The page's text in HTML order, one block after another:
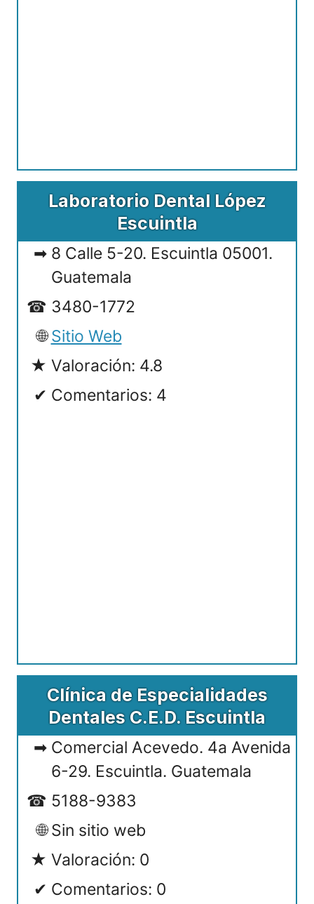
Laboratorio Dental López
Escuintla
8 Calle 5-20. Escuintla 05001.
Guatemala
3480-1772
Sitio Web
Valoración: 4.8
Comentarios: 4
Clínica de Especialidades
Dentales C.E.D. Escuintla
Comercial Acevedo. 4a Avenida
6-29. Escuintla. Guatemala
5188-9383
Sin sitio web
Valoración: 0
Comentarios: 0